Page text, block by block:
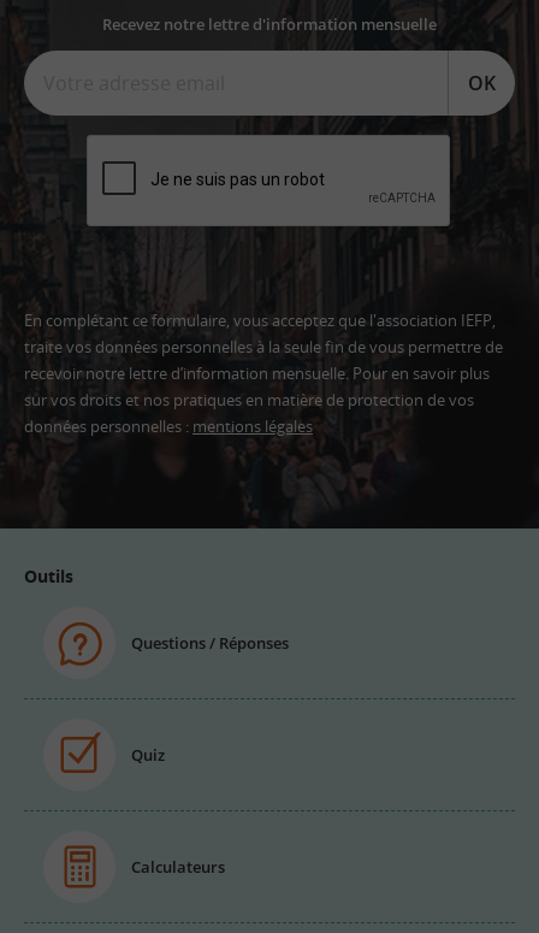
Recevez notre lettre d'information mensuelle
OK
En complétant ce formulaire, vous acceptez que l'association IEFP,
traite vos données personnelles à la seule fin de vous permettre de
recevoir notre lettre d’information mensuelle. Pour en savoir plus
sur vos droits et nos pratiques en matière de protection de vos
données personnelles : mentions légales
Outils
Questions / Réponses
Quiz
Calculateurs